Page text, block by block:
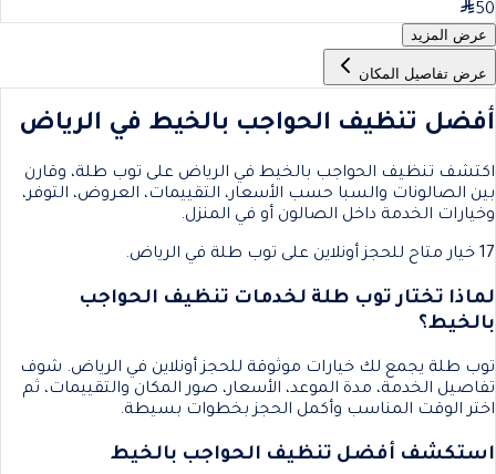
50
عرض المزيد
عرض تفاصيل المكان
أفضل تنظيف الحواجب بالخيط في الرياض
اكتشف تنظيف الحواجب بالخيط في الرياض على توب طلة، وقارن
بين الصالونات والسبا حسب الأسعار، التقييمات، العروض، التوفر،
وخيارات الخدمة داخل الصالون أو في المنزل.
17 خيار متاح للحجز أونلاين على توب طلة في الرياض.
لماذا تختار توب طلة لخدمات تنظيف الحواجب
بالخيط؟
توب طلة يجمع لك خيارات موثوقة للحجز أونلاين في الرياض. شوف
تفاصيل الخدمة، مدة الموعد، الأسعار، صور المكان والتقييمات، ثم
اختر الوقت المناسب وأكمل الحجز بخطوات بسيطة.
استكشف أفضل تنظيف الحواجب بالخيط